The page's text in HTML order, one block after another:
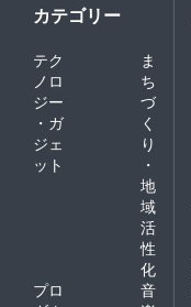
カテゴリー
テク
ノロ
ジー
・ガ
ジェ
ット
ま
ち
づ
く
り
・
地
域
活
性
化
プロ
音